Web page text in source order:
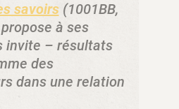
savoirs(1001BB,
à ses
invite – résultats
des
dans une relation